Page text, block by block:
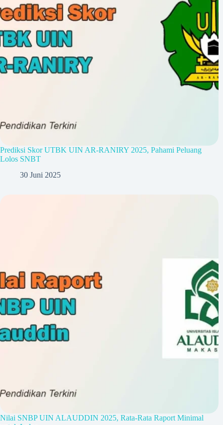
Prediksi Skor UTBK UIN AR-RANIRY 2025, Pahami Peluang
Lolos SNBT
30 Juni 2025
Nilai SNBP UIN ALAUDDIN 2025, Rata-Rata Raport Minimal